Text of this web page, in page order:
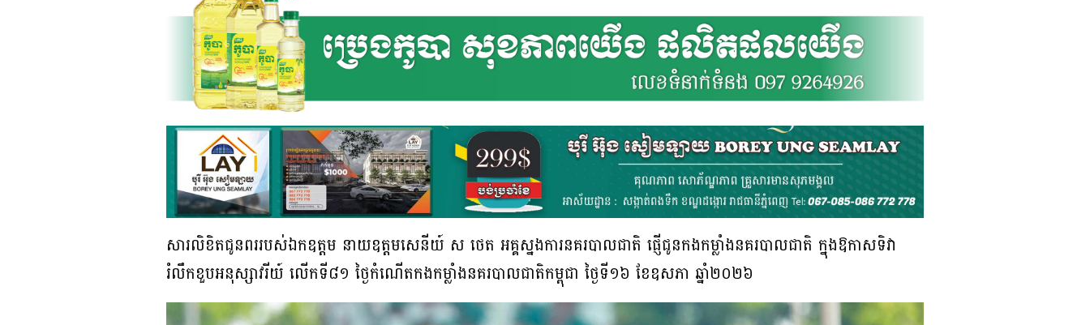
សារលិខិតជូនពររបស់ឯកឧត្តម នាយឧត្តមសេនីយ៍ ស ថេត អគ្គស្នងការនគរបាលជាតិ ផ្ញើជូនកងកម្លាំងនគរបាលជាតិ ក្នុងឱកាសទិវា
រំលឹកខួបអនុស្សាវរីយ៍ លើកទី៨១ ថ្ងៃកំណើតកងកម្លាំងនគរបាលជាតិកម្ពុជា ថ្ងៃទី១៦ ខែឧសភា ឆ្នាំ២០២៦